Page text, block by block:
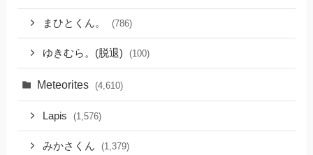
まひとくん。 (786)
ゆきむら。(脱退) (100)
Meteorites (4,610)
Lapis (1,576)
みかさくん (1,379)